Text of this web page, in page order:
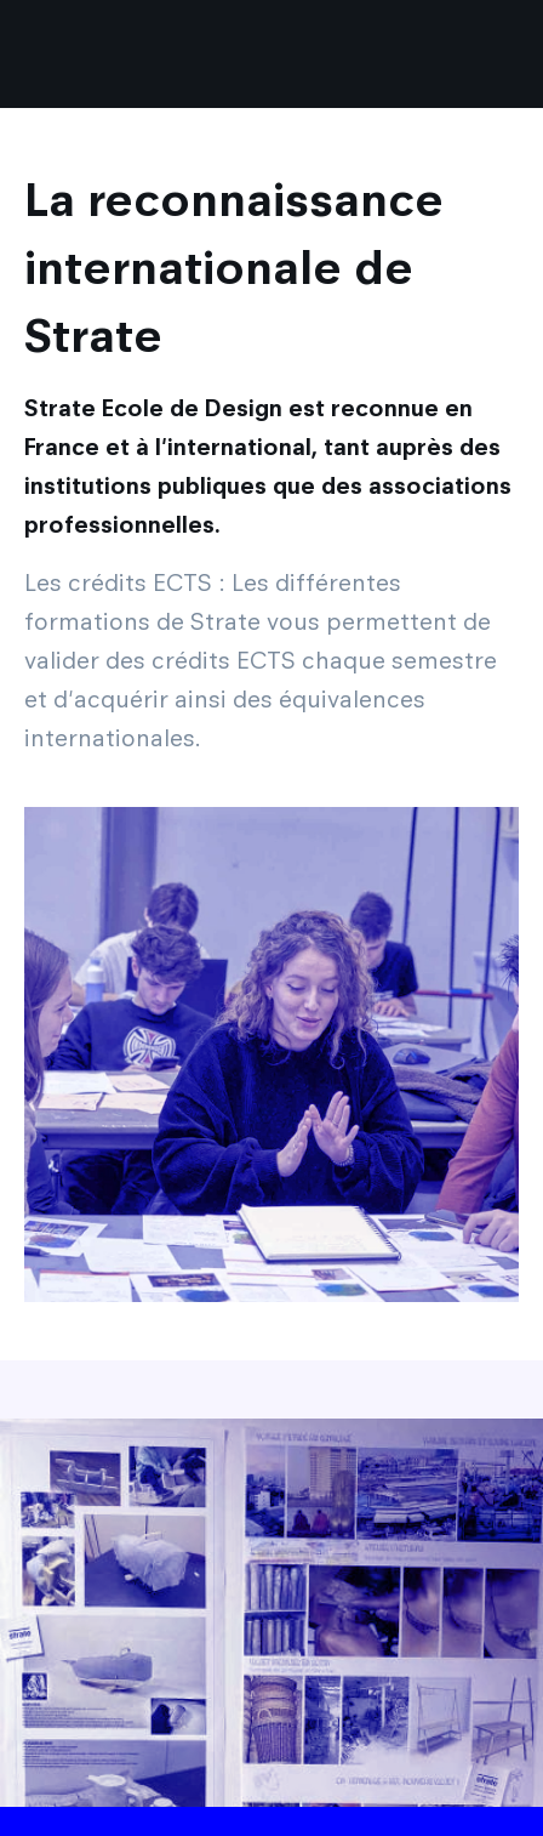
La reconnaissance
internationale de
Strate
Strate Ecole de Design est reconnue en
France et à l'international, tant auprès des
institutions publiques que des associations
professionnelles.
Les crédits ECTS : Les différentes
formations de Strate vous permettent de
valider des crédits ECTS chaque semestre
et d'acquérir ainsi des équivalences
internationales.